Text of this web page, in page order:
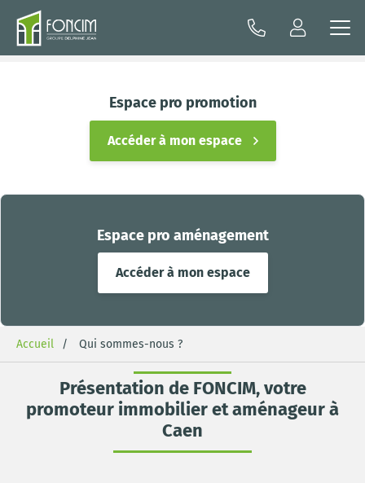
Espace pro aménagement
Accéder à mon espace
Espace pro promotion
Accéder à mon espace
Accueil Qui sommes-nous ?
Présentation de FONCIM, votre
promoteur immobilier et aménageur à
Caen